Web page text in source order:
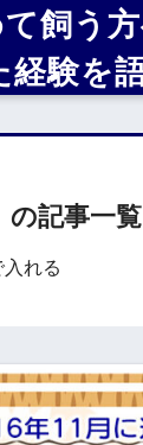
飼う
経験を
の記事一覧
れる